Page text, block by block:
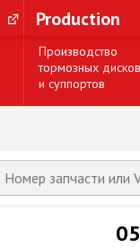
Production
Производство
тормозных дисков
и суппортов